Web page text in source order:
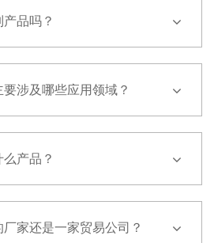
品吗？
涉及哪些应用领域？
产品？
家还是一家贸易公司？